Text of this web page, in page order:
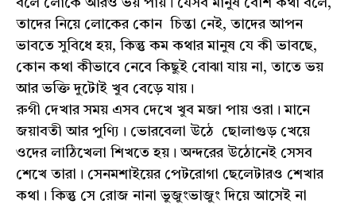
বলে লোকে আরও ভয় পায়। যেসব মানুষ বেশি কথা বলে,
তাদের নিয়ে লোকের কোন চিন্তা নেই, তাদের আপন
ভাবতে সুবিধে হয়, কিন্তু কম কথার মানুষ যে কী ভাবছে,
কোন কথা কীভাবে নেবে কিছুই বোঝা যায় না, তাতে ভয়
আর ভক্তি দুটোই খুব বেড়ে যায়।
রুগী দেখার সময় এসব দেখে খুব মজা পায় ওরা। মানে
জয়াবতী আর পুণ্যি। ভোরবেলা উঠে ছোলাগুড় খেয়ে
ওদের লাঠিখেলা শিখতে হয়। অন্দরের উঠোনেই সেসব
শেখে তারা। সেনমশাইয়ের পেটরোগা ছেলেটারও শেখার
কথা। কিন্তু সে রোজ নানা ভুজুংভাজুং দিয়ে আসেই না